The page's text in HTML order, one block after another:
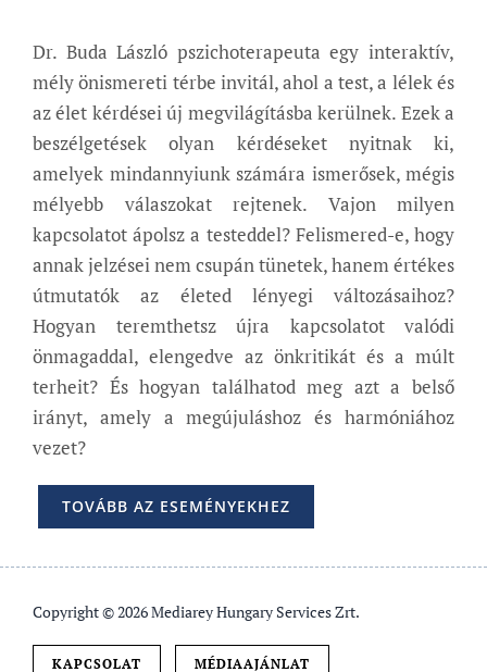
Dr. Buda László pszichoterapeuta egy interaktív,
mély önismereti térbe invitál, ahol a test, a lélek és
az élet kérdései új megvilágításba kerülnek. Ezek a
beszélgetések olyan kérdéseket nyitnak ki,
amelyek mindannyiunk számára ismerősek, mégis
mélyebb válaszokat rejtenek. Vajon milyen
kapcsolatot ápolsz a testeddel? Felismered-e, hogy
annak jelzései nem csupán tünetek, hanem értékes
útmutatók az életed lényegi változásaihoz?
Hogyan teremthetsz újra kapcsolatot valódi
önmagaddal, elengedve az önkritikát és a múlt
terheit? És hogyan találhatod meg azt a belső
irányt, amely a megújuláshoz és harmóniához
vezet?
TOVÁBB AZ ESEMÉNYEKHEZ
Copyright © 2026 Mediarey Hungary Services Zrt.
KAPCSOLAT MÉDIAAJÁNLAT